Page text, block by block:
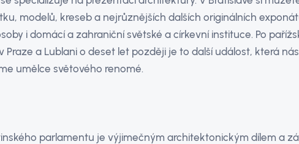
modelů, kreseb a nejrůznějších dalších originálních
i domácí a zahraniční světské a církevní instituce. Po
Praze a Lublani o deset let později je to další událost, která
umělce světového renomé.
parlamentu je výjimečným architektonickým dílem a